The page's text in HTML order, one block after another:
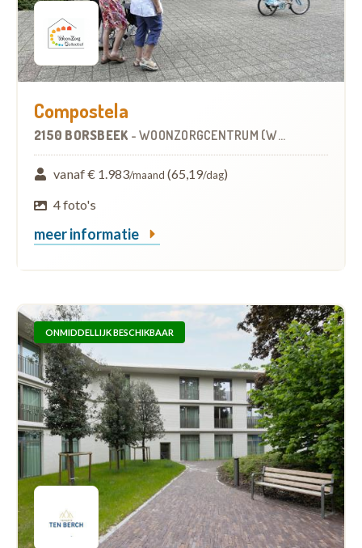
Compostela
2150 BORSBEEK - WOONZORGCENTRUM (WZC)
vanaf € 1.983/maand (65,19/dag)
4 foto's
meer informatie
ONMIDDELLIJK BESCHIKBAAR